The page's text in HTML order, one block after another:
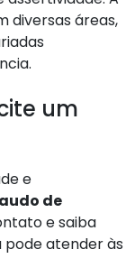
diversas áreas,
um
e
de
e saiba
pode atender às